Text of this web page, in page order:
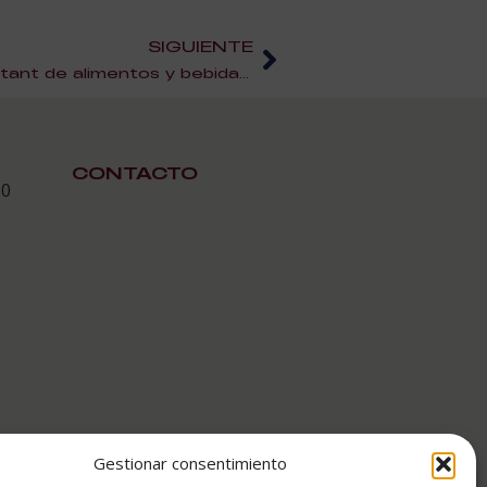
Gestionar consentimiento
SIGUIENTE
¿Qué es un director o assistant de alimentos y bebidas?
CONTACTO